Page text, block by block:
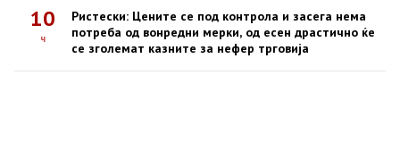
10
ч
Ристески: Цените се под контрола и засега нема
потреба од вонредни мерки, од есен драстично ќе
се зголемат казните за нефер трговија